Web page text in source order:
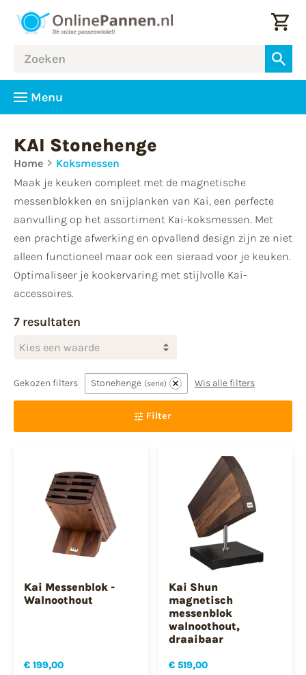
Menu
KAI Stonehenge
Home
Koksmessen
Maak je keuken compleet met de magnetische
messenblokken en snijplanken van Kai, een perfecte
aanvulling op het assortiment Kai-koksmessen. Met
een prachtige afwerking en opvallend design zijn ze niet
alleen functioneel maar ook een sieraad voor je keuken.
Optimaliseer je kookervaring met stijlvolle Kai-
accessoires.
7 resultaten
Kies een waarde
Gekozen filters Stonehenge serie Wis alle filters
Filter
Kai Messenblok -
Walnoothout
€ 199,00
Kai Shun
magnetisch
messenblok
walnoothout,
draaibaar
€ 519,00